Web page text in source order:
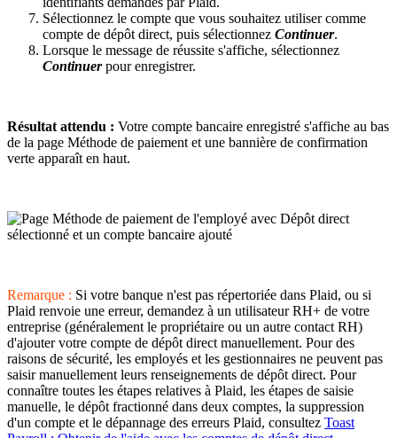
Sélectionnez le compte que vous souhaitez utiliser comme
compte de dépôt direct, puis sélectionnez Continuer.
Lorsque le message de réussite s'affiche, sélectionnez
Continuerpour enregistrer.
Résultat attendu : Votre compte bancaire enregistré s'affiche au bas
de la page Méthode de paiement et une bannière de confirmation
verte apparaît en haut.
Remarque : Si votre banque n'est pas répertoriée dans Plaid, ou si
Plaid renvoie une erreur, demandez à un utilisateur RH+ de votre
entreprise (généralement le propriétaire ou un autre contact RH)
d'ajouter votre compte de dépôt direct manuellement. Pour des
raisons de sécurité, les employés et les gestionnaires ne peuvent pas
saisir manuellement leurs renseignements de dépôt direct. Pour
connaître toutes les étapes relatives à Plaid, les étapes de saisie
manuelle, le dépôt fractionné dans deux comptes, la suppression
d'un compte et le dépannage des erreurs Plaid, consultez Toast